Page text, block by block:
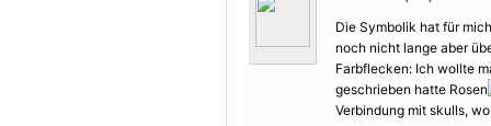
Die Symbolik hat für
noch nicht lange aber
Farbflecken: Ich wollte
geschrieben hatte Rosen
Verbindung mit skulls,